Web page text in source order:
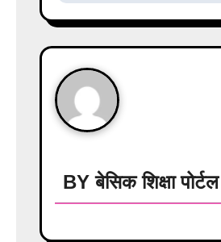
t
n
a
v
g
BYबेसिक शिक्षा पोर्टल